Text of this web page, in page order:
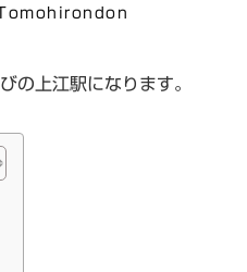
の
の上江駅になります。